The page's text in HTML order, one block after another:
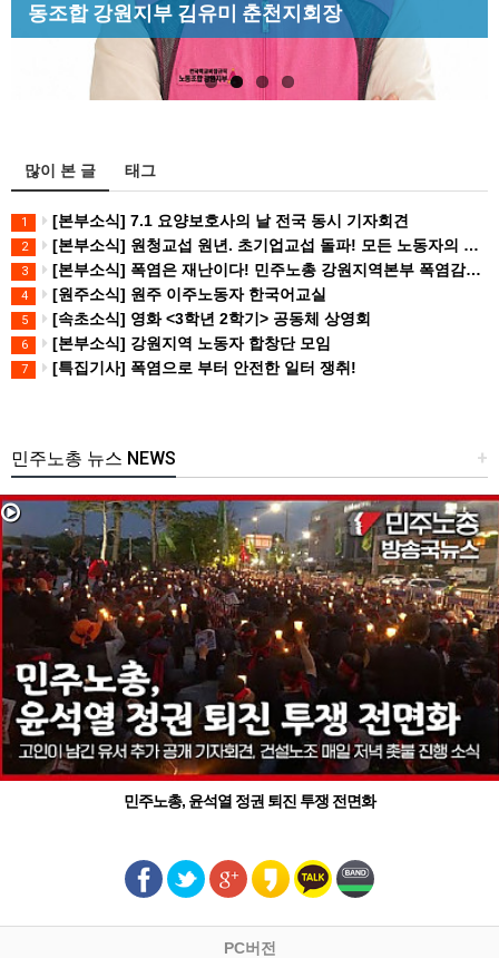
청년노동자 사망사고의 철저한 진상규…
동조합 강원지부 김유미 춘천지회장
[강릉,속초,원주,춘천] 폭염감시단 사업 이모저모
북지부
많이 본 글 태그
1 [본부소식] 7.1 요양보호사의 날 전국 동시 기자회견
2 [본부소식] 원청교섭 원년. 초기업교섭 돌파! 모든 노동자의 노동기본권 쟁취! 민주노총 7.15 총파업대회
3 [본부소식] 폭염은 재난이다! 민주노총 강원지역본부 폭염감시단 선포 기자회견
4 [원주소식] 원주 이주노동자 한국어교실
5 [속초소식] 영화 <3학년 2학기> 공동체 상영회
6 [본부소식] 강원지역 노동자 합창단 모임
7 [특집기사] 폭염으로 부터 안전한 일터 쟁취!
+
민주노총 뉴스 NEWS
민주노총, 윤석열 정권 퇴진 투쟁 전면화
PC버전